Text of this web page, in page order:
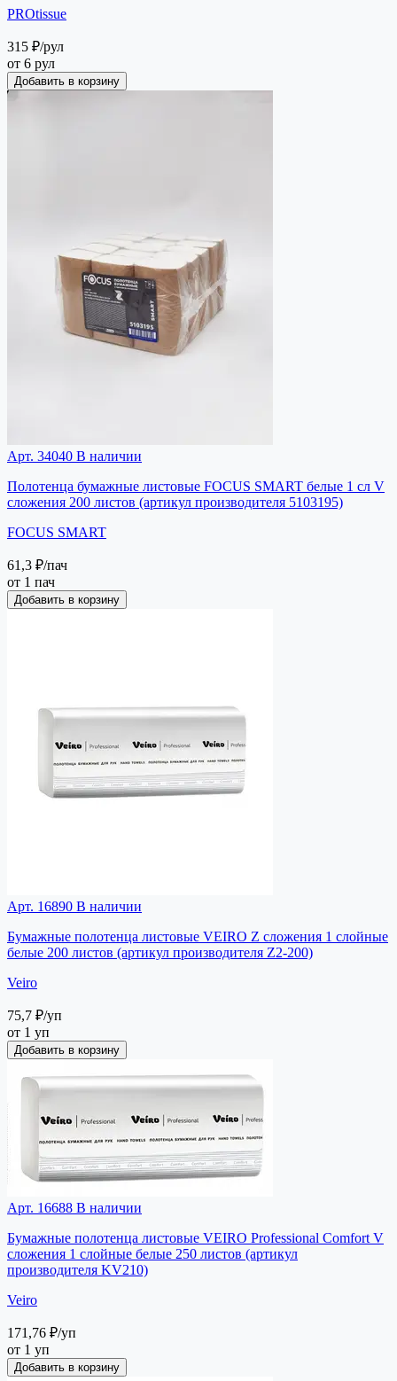
PROtissue
315 ₽/рул
от 6 рул
Добавить в корзину
Арт. 34040 В наличии
Полотенца бумажные листовые FOCUS SMART белые 1 сл V
сложения 200 листов (артикул производителя 5103195)
FOCUS SMART
61,3 ₽/пач
от 1 пач
Добавить в корзину
Арт. 16890 В наличии
Бумажные полотенца листовые VEIRO Z сложения 1 слойные
белые 200 листов (артикул производителя Z2-200)
Veiro
75,7 ₽/уп
от 1 уп
Добавить в корзину
Арт. 16688 В наличии
Бумажные полотенца листовые VEIRO Professional Comfort V
сложения 1 слойные белые 250 листов (артикул
производителя KV210)
Veiro
171,76 ₽/уп
от 1 уп
Добавить в корзину